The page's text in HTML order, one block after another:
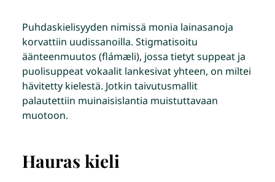
Puhdaskielisyyden nimissä monia lainasanoja
korvattiin uudissanoilla. Stigmatisoitu
äänteenmuutos (flámæli), jossa tietyt suppeat ja
puolisuppeat vokaalit lankesivat yhteen, on miltei
hävitetty kielestä. Jotkin taivutusmallit
palautettiin muinaisislantia muistuttavaan
muotoon.
Hauras kieli